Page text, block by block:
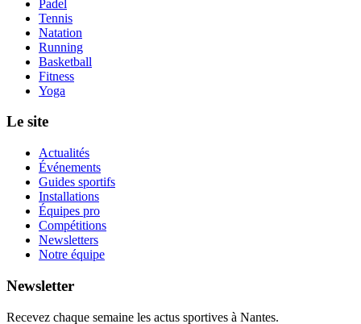
Padel
Tennis
Natation
Running
Basketball
Fitness
Yoga
Le site
Actualités
Événements
Guides sportifs
Installations
Équipes pro
Compétitions
Newsletters
Notre équipe
Newsletter
Recevez chaque semaine les actus sportives à Nantes.